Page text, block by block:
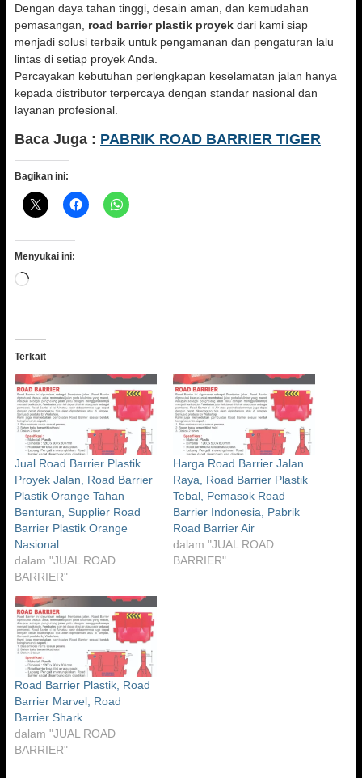
Dengan daya tahan tinggi, desain aman, dan kemudahan
pemasangan, road barrier plastik proyek dari kami siap
menjadi solusi terbaik untuk pengamanan dan pengaturan lalu
lintas di setiap proyek Anda.
Percayakan kebutuhan perlengkapan keselamatan jalan hanya
kepada distributor terpercaya dengan standar nasional dan
layanan profesional.
Baca Juga : PABRIK ROAD BARRIER TIGER
Bagikan ini:
Menyukai ini:
Memuat...
Terkait
Jual Road Barrier Plastik
Proyek Jalan, Road Barrier
Plastik Orange Tahan
Benturan, Supplier Road
Barrier Plastik Orange
Nasional
dalam "JUAL ROAD
BARRIER"
Harga Road Barrier Jalan
Raya, Road Barrier Plastik
Tebal, Pemasok Road
Barrier Indonesia, Pabrik
Road Barrier Air
dalam "JUAL ROAD
BARRIER"
Road Barrier Plastik, Road
Barrier Marvel, Road
Barrier Shark
dalam "JUAL ROAD
BARRIER"